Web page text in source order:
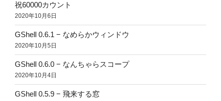
祝60000カウント
2020年10月6日
GShell 0.6.1 − なめらかウィンドウ
2020年10月5日
GShell 0.6.0 − なんちゃらスコープ
2020年10月4日
GShell 0.5.9 − 飛来する窓